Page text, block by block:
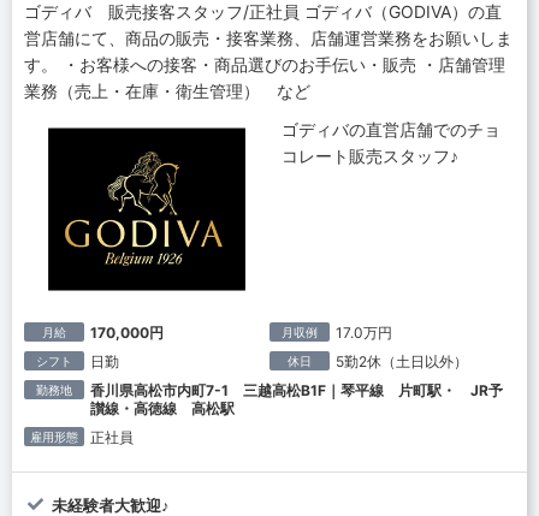
ゴディバ 販売接客スタッフ/正社員 ゴディバ（GODIVA）の直
営店舗にて、商品の販売・接客業務、店舗運営業務をお願いしま
す。 ・お客様への接客・商品選びのお手伝い・販売 ・店舗管理
業務（売上・在庫・衛生管理） など
ゴディバの直営店舗でのチョ
コレート販売スタッフ♪
月給 170,000円 月収例 17.0万円
シフト 日勤 休日 5勤2休（土日以外）
勤務地
香川県高松市内町7-1 三越高松B1F｜琴平線 片町駅・ JR予
讃線・高徳線 高松駅
雇用形態 正社員
未経験者大歓迎♪